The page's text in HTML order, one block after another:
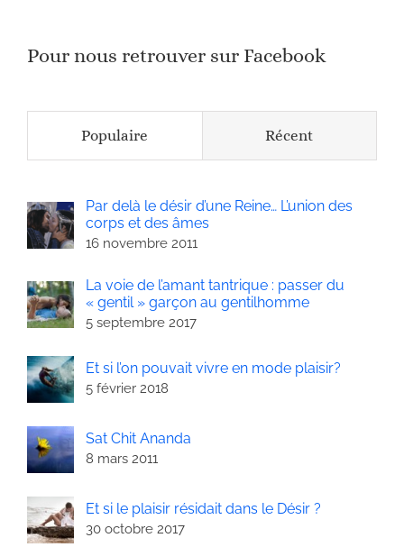
Pour nous retrouver sur Facebook
Populaire Récent
Par delà le désir d’une Reine… L’union des
corps et des âmes
16 novembre 2011
La voie de l’amant tantrique : passer du
« gentil » garçon au gentilhomme
5 septembre 2017
Et si l’on pouvait vivre en mode plaisir?
5 février 2018
Sat Chit Ananda
8 mars 2011
Et si le plaisir résidait dans le Désir ?
30 octobre 2017